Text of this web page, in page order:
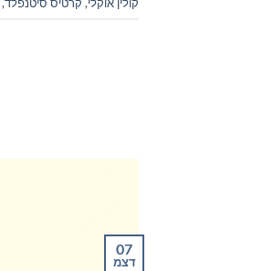
07
דצמ